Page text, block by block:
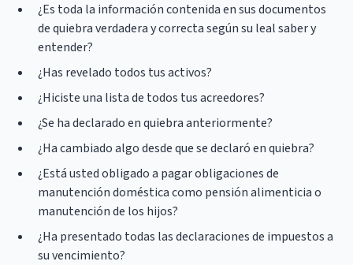
¿Es toda la información contenida en sus documentos
de quiebra verdadera y correcta según su leal saber y
entender?
¿Has revelado todos tus activos?
¿Hiciste una lista de todos tus acreedores?
¿Se ha declarado en quiebra anteriormente?
¿Ha cambiado algo desde que se declaró en quiebra?
¿Está usted obligado a pagar obligaciones de
manutención doméstica como pensión alimenticia o
manutención de los hijos?
¿Ha presentado todas las declaraciones de impuestos a
su vencimiento?